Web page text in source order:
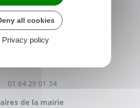
NONVILLE
Place de la Mairie
01 64 29 01 34
de la mairie
all cookies
Privacy policy